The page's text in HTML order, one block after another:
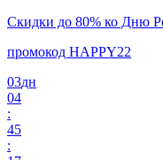
Скидки до 80% ко Дню
промокод HAPPY22
03дн
04
:
45
: